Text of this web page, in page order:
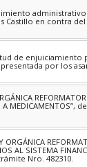
Castillo en contra
de
por los
A
AL SISTEMA
Nro. 482310.